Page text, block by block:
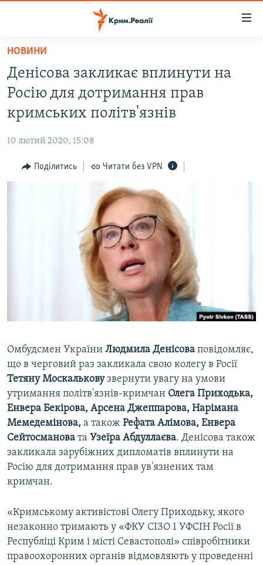
Перейти
основного
матеріалу
до
основної
Перейти
до
ВОДА.КРИМ
БЛОГИ
ПОГЛЯД
СПЕЦПРОЕКТИ
ВІДЕОУРОКИ «ELIFBE»
СВІДЧЕННЯ ОКУПАЦІЇ
УКРАЇНСЬКА ПРОБЛЕМА КРИМУ
ЯК ОБІЙТИ БЛОКУВАННЯ
Усі сайти RFE/RL
НОВИНИ
Денісова закликає вплинути на
Росію для дотримання прав
кримських політв'язнів
10 лютий 2020, 15:08
Поділитись Читати без VPN
Омбудсмен України Людмила Денісова повідомляє,
що в черговий раз закликала свою колегу в Росії
Тетяну Москальковузвернути увагу на умови
утримання політв'язнів-кримчан Олега Приходька,
Енвера Бекірова, Арсена Джеппарова, Нарімана
Мемедемінова, а також Рефата Алімова, Енвера
Сейтосманова та Узеїра Абдуллаєва. Денісова також
закликала зарубіжних дипломатів вплинути на
Росію для дотримання прав ув'язнених там
кримчан.
«Кримському активістові Олегу Приходьку, якого
незаконно тримають у «ФКУ СІЗО 1 УФСІН Росії в
Республіці Крим і місті Севастополі» співробітники
правоохоронних органів відмовляють у проведенні